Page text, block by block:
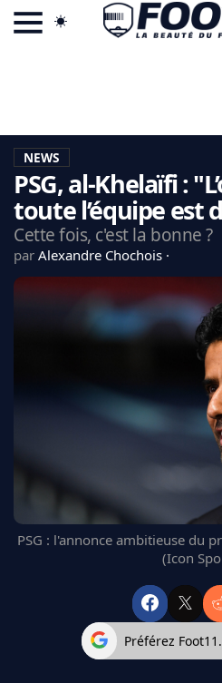
LA CHARTE
VIE PRIVÉE
CGU
CONTACTEZ-NOUS
L'AVIS DE LA RÉDAC'
NEWS
PSG, al-Khelaïfi :
toute l’équipe est
Cette fois, c'est la bonne ?
par Alexandre Chochois
PSG : l'annonce ambitieuse du
(Icon
Préférez